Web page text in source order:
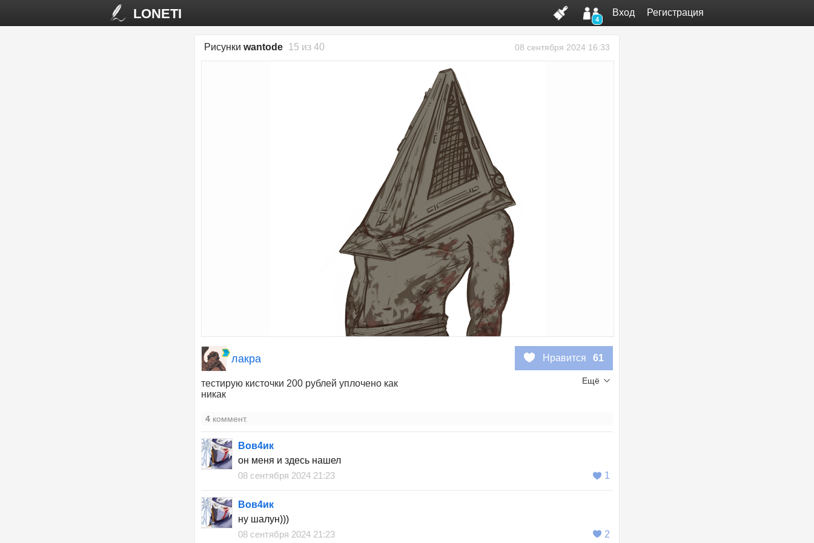
LONETI 4
Вход Регистрация
08 сентября 2024 16:33
Рисунки wantode 15 из 40
лакра
тестирую кисточки 200 рублей уплочено как
никак
Нравится 61
Ещё
4 коммент.
Вов4ик
он меня и здесь нашел
08 сентября 2024 21:23
1
Вов4ик
ну шалун)))
08 сентября 2024 21:23
2